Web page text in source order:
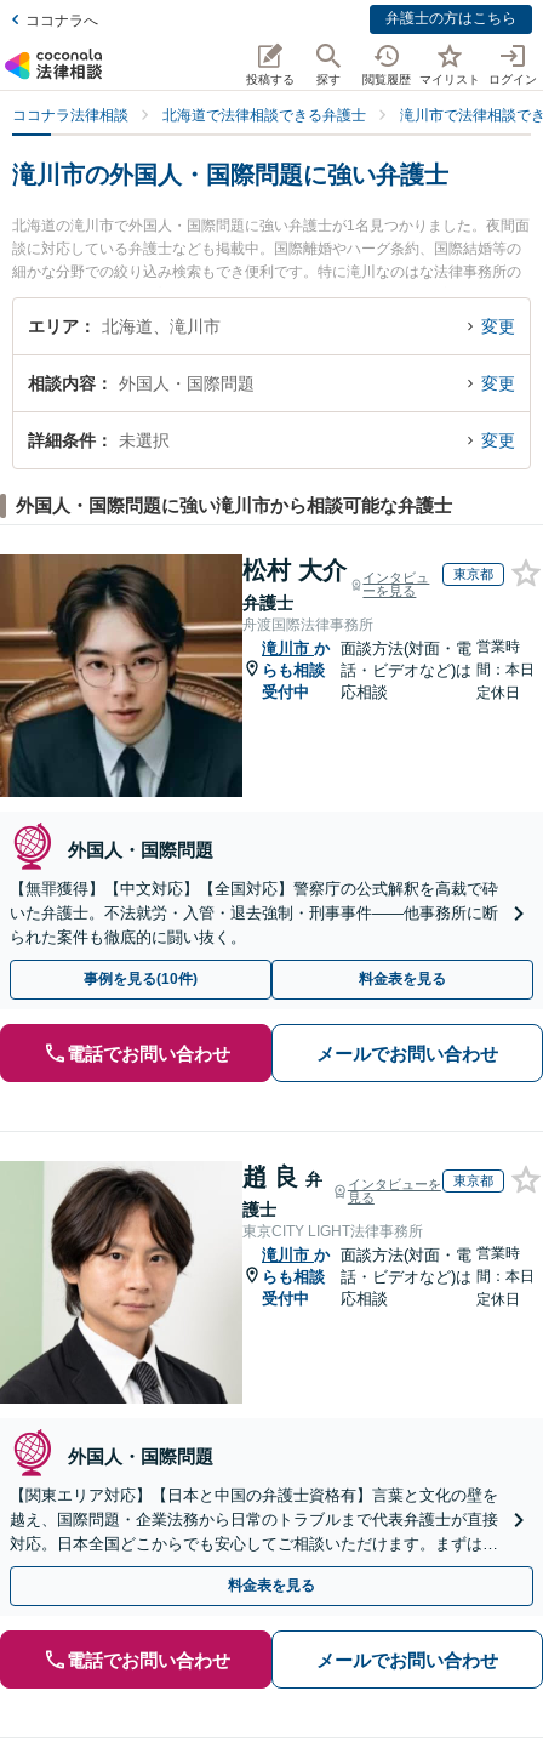
ココナラへ 弁護士の方はこちら
投稿する 探す 閲覧履歴 マイリスト ログイン
ココナラ法律相談 北海道で法律相談できる弁護士 滝川市で法律相談で
滝川市の外国人・国際問題に強い弁護士
北海道の滝川市で外国人・国際問題に強い弁護士が1名見つかりました。夜間面
談に対応している弁護士なども掲載中。国際離婚やハーグ条約、国際結婚等の
細かな分野での絞り込み検索もでき便利です。特に滝川なのはな法律事務所の
大根田 紫織弁護士のプロフィール情報や弁護士費用、強みなどが注目されてい
ます。『滝川市で土日や夜間に発生した外国人・国際問題のトラブルを今すぐ
滝川市内の弁護士に相談予約したい』などでお困りの相談者さんにおすすめで
す。
エリア 北海道、滝川市 変更
相談内容 外国人・国際問題 変更
詳細条件 未選択 変更
外国人・国際問題に強い滝川市から相談可能な弁護士
松村 大介
弁護士
インタビュ
ーを見る
東京都
舟渡国際法律事務所
滝川市 か
らも相談
受付中
面談方法(対面・電
話・ビデオなど)は
応相談
営業時
間：本日
定休日
外国人・国際問題
【無罪獲得】【中文対応】【全国対応】警察庁の公式解釈を高裁で砕
いた弁護士。不法就労・入管・退去強制・刑事事件——他事務所に断
られた案件も徹底的に闘い抜く。
事例を見る(10件) 料金表を見る
電話でお問い合わせ メールでお問い合わせ
趙 良 弁
護士
インタビューを
見る
東京都
東京CITY LIGHT法律事務所
滝川市 か
らも相談
受付中
面談方法(対面・電
話・ビデオなど)は
応相談
営業時
間：本日
定休日
外国人・国際問題
【関東エリア対応】【日本と中国の弁護士資格有】言葉と文化の壁を
越え、国際問題・企業法務から日常のトラブルまで代表弁護士が直接
対応。日本全国どこからでも安心してご相談いただけます。まずは一
歩を踏み出してみませんか。【初回相談無料】
料金表を見る
電話でお問い合わせ メールでお問い合わせ